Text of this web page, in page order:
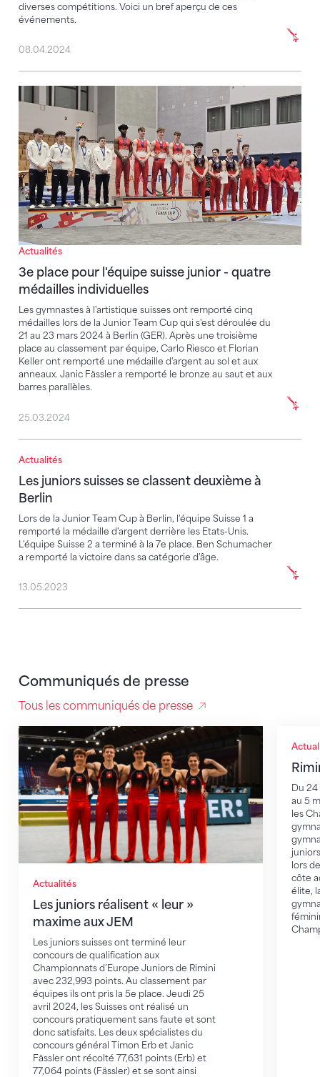
diverses compétitions. Voici un bref aperçu de ces
événements.
08.04.2024
Actualités
3e place pour l'équipe suisse junior - quatre
médailles individuelles
Les gymnastes à l'artistique suisses ont remporté cinq
médailles lors de la Junior Team Cup qui s'est déroulée du
21 au 23 mars 2024 à Berlin (GER). Après une troisième
place au classement par équipe, Carlo Riesco et Florian
Keller ont remporté une médaille d'argent au sol et aux
anneaux. Janic Fässler a remporté le bronze au saut et aux
barres parallèles.
3e place pour l'équipe suisse junior - quatre
25.03.2024
Actualités
Les juniors suisses se classent deuxième à
Berlin
Lors de la Junior Team Cup à Berlin, l'équipe Suisse 1 a
remporté la médaille d'argent derrière les Etats-Unis.
L'équipe Suisse 2 a terminé à la 7e place. Ben Schumacher
a remporté la victoire dans sa catégorie d'âge.
Les juniors suisses se classent deuxième à Berlin
13.05.2023
Communiqués de presse
Tous les communiqués de presse
Actualités
Les juniors réalisent « leur »
maxime aux JEM
Les juniors suisses ont terminé leur
concours de qualification aux
Championnats d’Europe Juniors de Rimini
avec 232,993 points. Au classement par
équipes ils ont pris la 5e place. Jeudi 25
avril 2024, les Suisses ont réalisé un
concours pratiquement sans faute et sont
donc satisfaits. Les deux spécialistes du
concours général Timon Erb et Janic
Fässler ont récolté 77,631 points (Erb) et
77,064 points (Fässler) et se sont ainsi
Les juniors réalisent « leur » maxime aux JEM
Du
au 5
les
lors
côte
élite,